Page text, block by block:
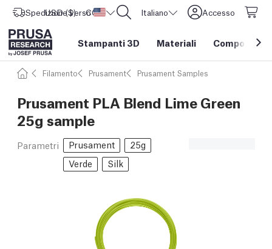
Spedizione verso Stati Uniti d'America
USD ($) CORE One L: Ora disponibile! Italiano Accesso
Stampanti 3D Materiali Componenti
Filamento Prusament Prusament Samples
Prusament PLA Blend Lime Green
25g sample
Parametri Prusament
25g
Verde
Silk